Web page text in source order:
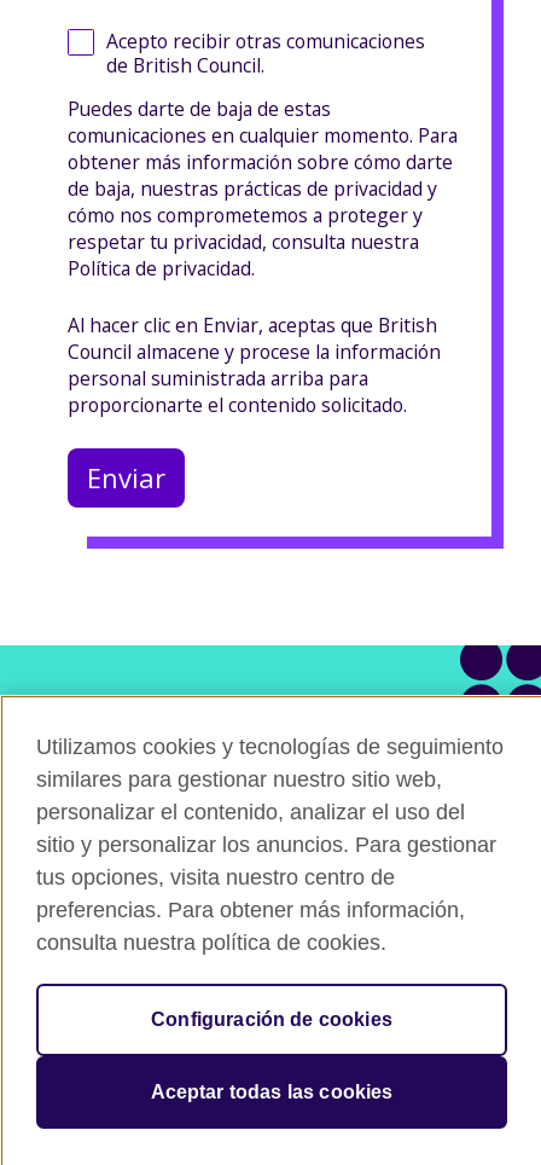
Acepto recibir otras comunicaciones
de British Council.
Puedes darte de baja de estas
comunicaciones en cualquier momento. Para
obtener más información sobre cómo darte
de baja, nuestras prácticas de privacidad y
cómo nos comprometemos a proteger y
respetar tu privacidad, consulta nuestra
Política de privacidad.
Al hacer clic en Enviar, aceptas que British
Council almacene y procese la información
personal suministrada arriba para
proporcionarte el contenido solicitado.
Contacta con nuestro equipo
Agenda una asesoría
Connect with us
© British Council 2026. The United Kingdom's international organisation
209131 (England and Wales) SC037733 (Scotland).
Utilizamos cookies y tecnologías de seguimiento
similares para gestionar nuestro sitio web,
personalizar el contenido, analizar el uso del
sitio y personalizar los anuncios. Para gestionar
tus opciones, visita nuestro centro de
preferencias. Para obtener más información,
consulta nuestra política de cookies.
Configuración de cookies
Aceptar todas las cookies